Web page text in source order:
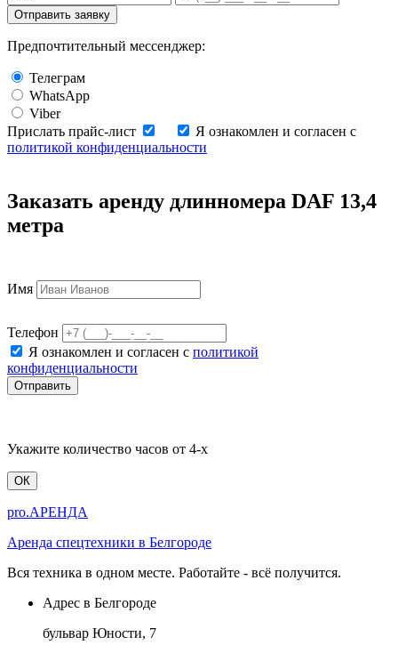
Отправить заявку
Предпочтительный мессенджер:
Телеграм
WhatsApp
Viber
Прислать прайс-лист
Я ознакомлен и согласен с
политикой конфиденциальности
Заказать аренду длинномера DAF 13,4
метра
Имя
Телефон
Я ознакомлен и согласен с политикой
конфиденциальности
Отправить
Укажите количество часов от 4-х
ОК
pro.АРЕНДА
Аренда спецтехники в Белгороде
Вся техника в одном месте. Работайте - всё получится.
Адрес в Белгороде
бульвар Юности, 7